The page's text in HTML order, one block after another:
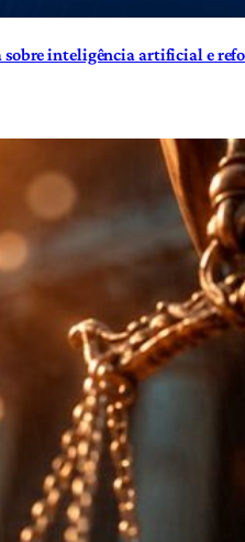
inteligência artificial e